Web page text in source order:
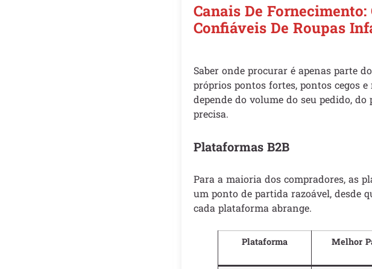
Canais De
Confiáveis De Roupas
Saber onde procurar é apenas parte
próprios pontos fortes, pontos cegos
depende do volume do seu pedido,
precisa.
Plataformas B2B
Para a maioria dos compradores, as
um ponto de partida razoável, desde
cada plataforma abrange.
Plataforma Melhor